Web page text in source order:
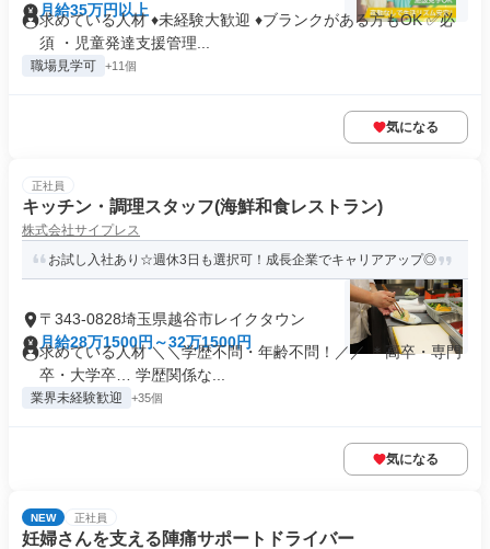
月給35万円以上
求めている人材 ♦未経験大歓迎 ♦ブランクがある方もOK ✅必
須 ・児童発達支援管理...
職場見学可 +11個
気になる
正社員
キッチン・調理スタッフ(海鮮和食レストラン)
株式会社サイプレス
お試し入社あり☆週休3日も選択可！成長企業でキャリアアップ◎
〒343-0828埼玉県越谷市レイクタウン
月給28万1500円～32万1500円
求めている人材 ＼＼学歴不問・年齢不問！／／ ＊高卒・専門
卒・大学卒… 学歴関係な...
業界未経験歓迎 +35個
気になる
NEW 正社員
妊婦さんを支える陣痛サポートドライバー